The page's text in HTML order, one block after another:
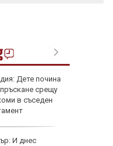
Дете почина
срещу
в съседен
И днес